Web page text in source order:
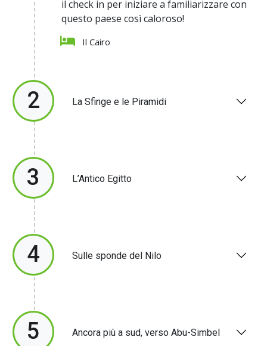
il check in per iniziare a familiarizzare con
questo paese così caloroso!
Il Cairo
2 La Sfinge e le Piramidi
3 L’Antico Egitto
4 Sulle sponde del Nilo
5 Ancora più a sud, verso Abu-Simbel